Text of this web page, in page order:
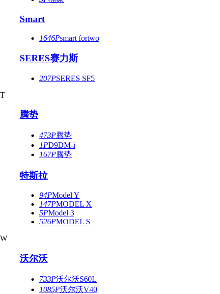
Smart
1646Psmart fortwo
SERES赛力斯
207PSERES SF5
T
腾势
473P腾势
1PD9DM-i
167P腾势
特斯拉
94PModel Y
147PMODEL X
5PModel 3
526PMODEL S
W
沃尔沃
733P沃尔沃S60L
1085P沃尔沃V40